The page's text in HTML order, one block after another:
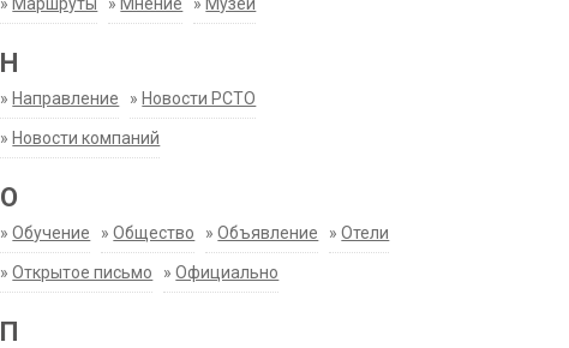
Н
» Направление » Новости РСТО
» Новости компаний
О
»Обучение »Общество »Объявление »Отели
»Открытое письмо »Официально
П